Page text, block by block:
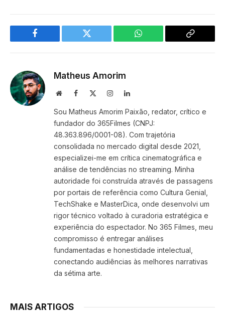
Facebook Twitter WhatsApp
Copy
Matheus Amorim
WebsiteFacebook InstagramLinkedIn
Sou Matheus Amorim Paixão, redator, crítico e
fundador do 365Filmes (CNPJ:
48.363.896/0001-08). Com trajetória
consolidada no mercado digital desde 2021,
especializei-me em crítica cinematográfica e
análise de tendências no streaming. Minha
autoridade foi construída através de passagens
por portais de referência como Cultura Genial,
TechShake e MasterDica, onde desenvolvi um
rigor técnico voltado à curadoria estratégica e
experiência do espectador. No 365 Filmes, meu
compromisso é entregar análises
fundamentadas e honestidade intelectual,
conectando audiências às melhores narrativas
da sétima arte.
MAIS ARTIGOS